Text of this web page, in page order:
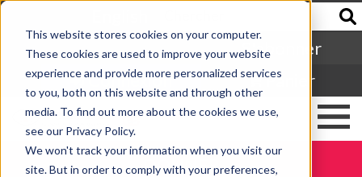
This website stores cookies on your computer.
These cookies are used to improve your website
experience and provide more personalized services
to you, both on this website and through other
media. To find out more about the cookies we use,
see our Privacy Policy.
We won't track your information when you visit our
site. But in order to comply with your preferences,
S'abonner
Connexion
Panier
DONNER